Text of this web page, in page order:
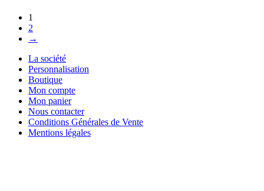
1
2
→
La société
Personnalisation
Boutique
Mon compte
Mon panier
Nous contacter
Conditions Générales de Vente
Mentions légales